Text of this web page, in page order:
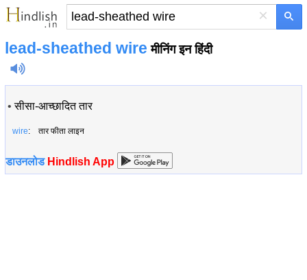
×
lead-sheathed wire मीनिंग इन हिंदी
•सीसा-आच्छादित तार
wire: तार फीता लाइन
डाउनलोड Hindlish App